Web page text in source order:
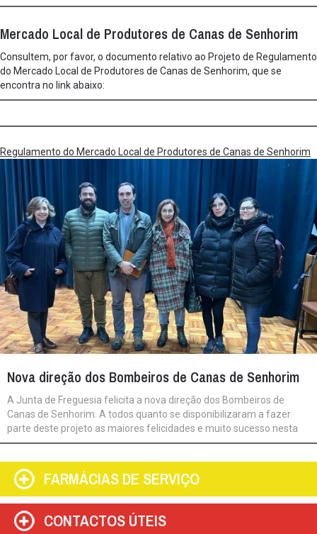
Mercado Local de Produtores de Canas de Senhorim
Consultem, por favor, o documento relativo ao Projeto de Regulamento
do Mercado Local de Produtores de Canas de Senhorim, que se
encontra no link abaixo:
Regulamento do Mercado Local de Produtores de Canas de Senhorim
Nova direção dos Bombeiros de Canas de Senhorim
A Junta de Freguesia felicita a nova direção dos Bombeiros de
Canas de Senhorim. A todos quanto se disponibilizaram a fazer
parte deste projeto as maiores felicidades e muito sucesso nesta
vossa missão.
FARMÁCIAS DE SERVIÇO
CONTACTOS ÚTEIS